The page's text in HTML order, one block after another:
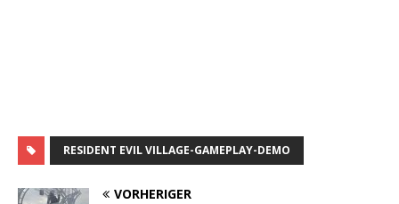
RESIDENT EVIL VILLAGE-GAMEPLAY-DEMO
VORHERIGER